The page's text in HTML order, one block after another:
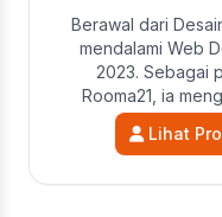
Berawal dari
mendalami Web
2023. Sebagai
Rooma21, ia
perusahaan,
Jual, dan MLS
mengedukasi
Lihat